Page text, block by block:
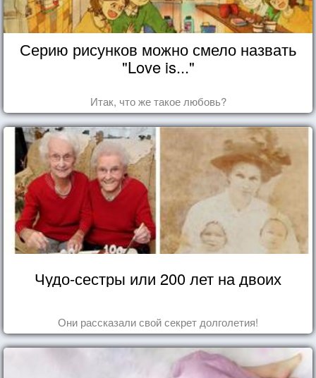
Серию рисунков можно смело назвать
"Love is..."
Итак, что же такое любовь?
Чудо-сестры или 200 лет на двоих
Они рассказали свой секрет долголетия!